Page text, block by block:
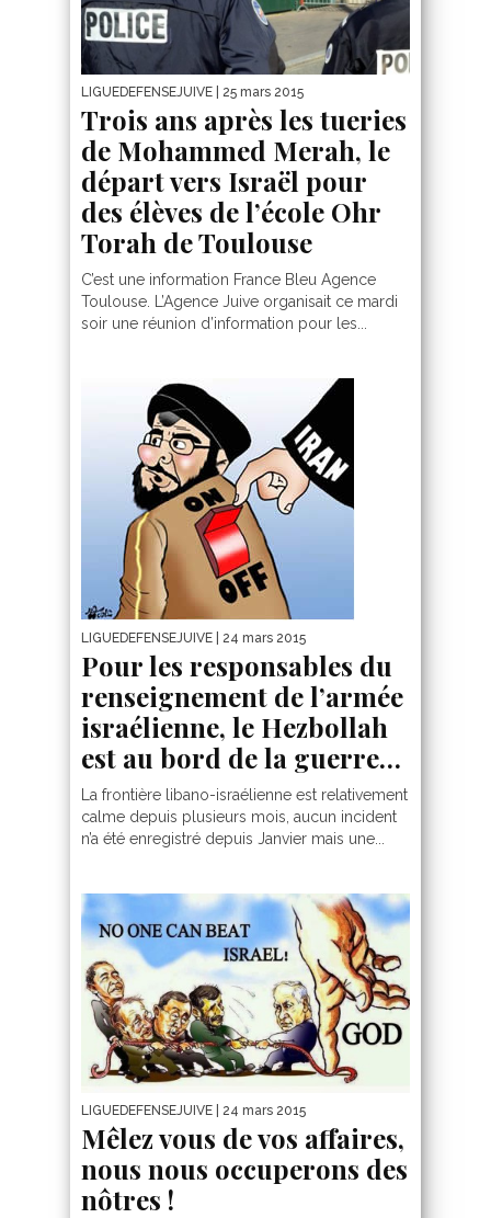
LIGUEDEFENSEJUIVE | 25 mars 2015
Trois ans après les tueries
de Mohammed Merah, le
départ vers Israël pour
des élèves de l’école Ohr
Torah de Toulouse
C’est une information France Bleu Agence
Toulouse. L’Agence Juive organisait ce mardi
soir une réunion d’information pour les...
LIGUEDEFENSEJUIVE | 24 mars 2015
Pour les responsables du
renseignement de l’armée
israélienne, le Hezbollah
est au bord de la guerre…
La frontière libano-israélienne est relativement
calme depuis plusieurs mois, aucun incident
n’a été enregistré depuis Janvier mais une...
LIGUEDEFENSEJUIVE | 24 mars 2015
Mêlez vous de vos affaires,
nous nous occuperons des
nôtres !